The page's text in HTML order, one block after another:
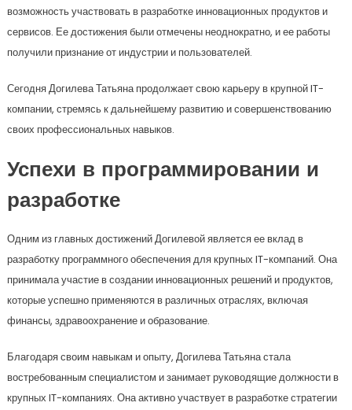
возможность участвовать в разработке инновационных продуктов и
сервисов. Ее достижения были отмечены неоднократно, и ее работы
получили признание от индустрии и пользователей.
Сегодня Догилева Татьяна продолжает свою карьеру в крупной IT-
компании, стремясь к дальнейшему развитию и совершенствованию
своих профессиональных навыков.
Успехи в программировании и
разработке
Одним из главных достижений Догилевой является ее вклад в
разработку программного обеспечения для крупных IT-компаний. Она
принимала участие в создании инновационных решений и продуктов,
которые успешно применяются в различных отраслях, включая
финансы, здравоохранение и образование.
Благодаря своим навыкам и опыту, Догилева Татьяна стала
востребованным специалистом и занимает руководящие должности в
крупных IT-компаниях. Она активно участвует в разработке стратегии